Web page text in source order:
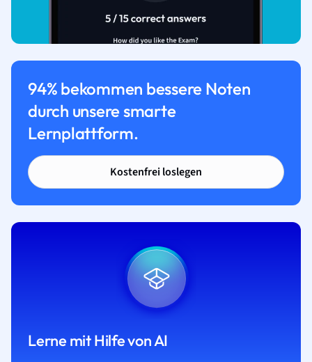
94% bekommen bessere Noten
durch unsere smarte
Lernplattform.
Kostenfrei loslegen
Lerne mit Hilfe von AI